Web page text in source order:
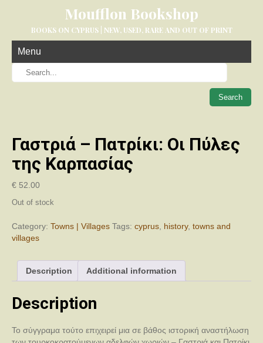
Moufflon Bookshop
BOOKS ON CYPRUS | NEW, USED, RARE AND OUT OF PRINT
Menu
Γαστριά – Πατρίκι: Οι Πύλες
της Καρπασίας
€ 52.00
Out of stock
Category: Towns | Villages Tags: cyprus history, towns and
villages
Description Additional information
Description
Το σύγγραμα τούτο επιχειρεί μια σε βάθος ιστορική αναστήλωση